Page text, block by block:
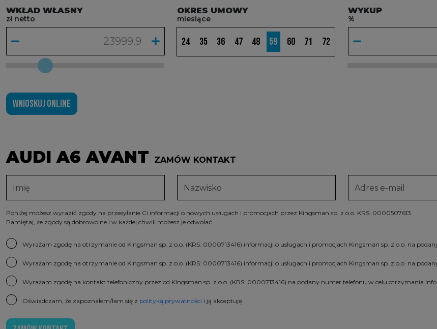
WKŁAD WŁASNY
zł netto
OKRES UMOWY
miesiące
24 35 36 47 48 59 60 71 72
WYKUP
%
WNIOSKUJ ONLINE
AUDI A6 AVANT ZAMÓW KONTAKT
Poniżej możesz wyrazić zgody na przesyłanie Ci informacji o nowych usługach i promocjach przez Kingsman sp. z o.o. KRS: 0000507613.
Pamiętaj, że zgody są dobrowolne i w każdej chwili możesz je odwołać.
Wyrażam zgodę na otrzymanie od Kingsman sp. z o.o. (KRS: 0000713416) informacji o usługach i promocjach Kingsman sp. z o.o. na
Wyrażam zgodę na otrzymanie od Kingsman sp. z o.o. (KRS: 0000713416) informacji o usługach i promocjach Kingsman sp. z o.o. na
Wyrażam zgodę na kontakt telefoniczny przez od Kingsman sp. z o.o. (KRS: 0000713416) na podany numer telefonu w celu otrzymania
Oświadczam, że zapoznałem/łam się z polityką prywatności i ją akceptuję.